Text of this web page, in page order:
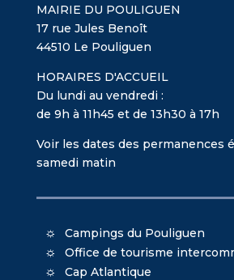
MAIRIE DU POULIGUEN
17 rue Jules Benoît
44510 Le Pouliguen
HORAIRES D'ACCUEIL
Du lundi au vendredi :
de 9h à 11h45 et de 13h30 à 17h
Voir les dates des permanences
samedi matin
Campings du Pouliguen
Office de tourisme
Cap Atlantique